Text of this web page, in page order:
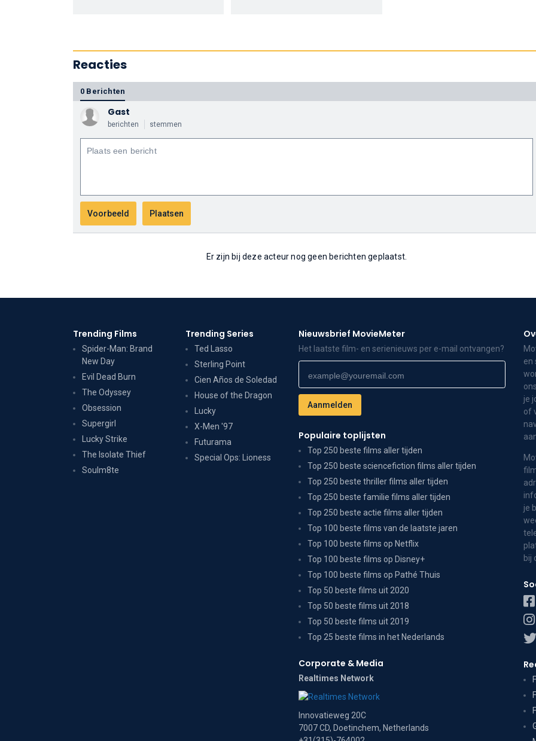
Reacties
0 Berichten
Gast
berichten stemmen
Er zijn bij deze acteur nog geen berichten geplaatst.
Trending Films
Spider-Man: Brand
New Day
Evil Dead Burn
The Odyssey
Obsession
Supergirl
Lucky Strike
The Isolate Thief
Soulm8te
Trending Series
Ted Lasso
Sterling Point
Cien Años de Soledad
House of the Dragon
Lucky
X-Men '97
Futurama
Special Ops: Lioness
Nieuwsbrief MovieMeter
Het laatste film- en serienieuws per e-mail ontvangen?
Populaire toplijsten
Top 250 beste films aller tijden
Top 250 beste sciencefiction films aller tijden
Top 250 beste thriller films aller tijden
Top 250 beste familie films aller tijden
Top 250 beste actie films aller tijden
Top 100 beste films van de laatste jaren
Top 100 beste films op Netflix
Top 100 beste films op Disney+
Top 100 beste films op Pathé Thuis
Top 50 beste films uit 2020
Top 50 beste films uit 2018
Top 50 beste films uit 2019
Top 25 beste films in het Nederlands
Corporate & Media
Realtimes Network
Innovatieweg 20C
7007 CD, Doetinchem, Netherlands
en
je
of
je
bij